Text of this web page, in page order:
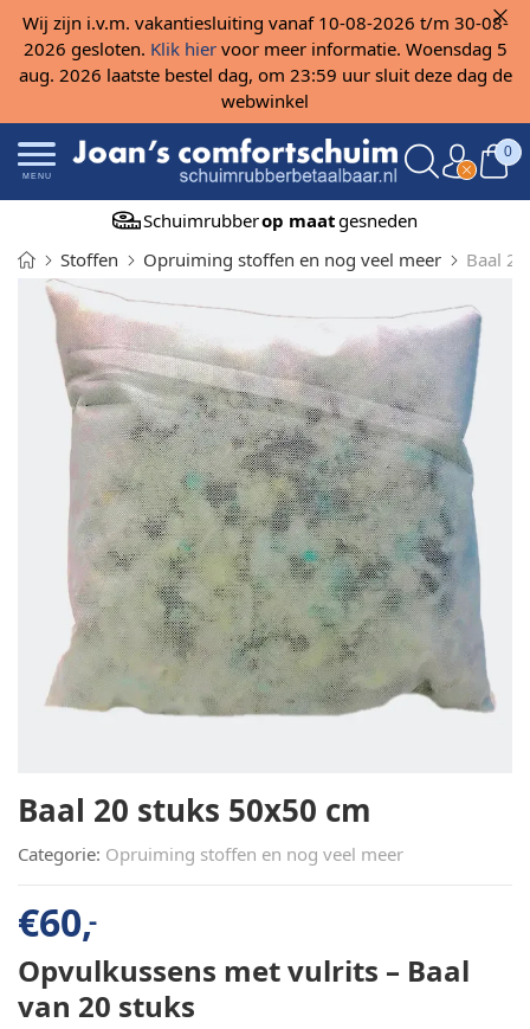
Wij zijn i.v.m. vakantiesluiting vanaf 10-08-2026 t/m 30-08-
2026 gesloten. Klik hiervoor meer informatie. Woensdag 5
aug. 2026 laatste bestel dag, om 23:59 uur sluit deze dag de
webwinkel
MENU
0
Schuimrubberop maatgesneden
Stoffen
Opruiming stoffen en nog veel meer Baal
Baal 20 stuks 50x50 cm
Categorie: Opruiming stoffen en nog veel meer
€60,-
Opvulkussens met vulrits – Baal
van 20 stuks